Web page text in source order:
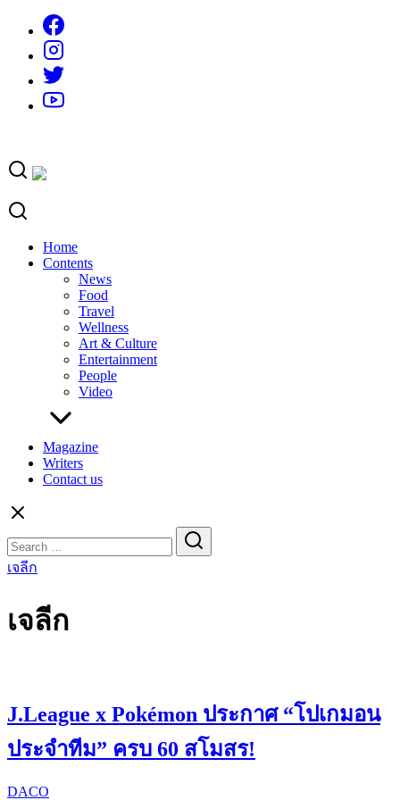
content
Home
Contents
News
Food
Travel
Wellness
Art & Culture
Entertainment
People
Video
Magazine
Writers
Contact us
for:
เจลีก
เจลีก
J.League x Pokémon ประกาศ “โปเกมอน
ประจำทีม” ครบ 60 สโมสร!
DACO